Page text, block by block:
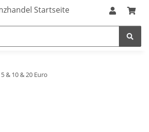
5 & 10 & 20 Euro